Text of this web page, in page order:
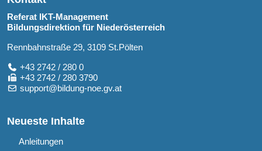
Referat IKT-Management
Bildungsdirektion für Niederösterreich
Rennbahnstraße 29, 3109 St.Pölten
+43 2742 / 280 0
+43 2742 / 280 3790
support@bildung-noe.gv.at
Neueste Inhalte
Anleitungen